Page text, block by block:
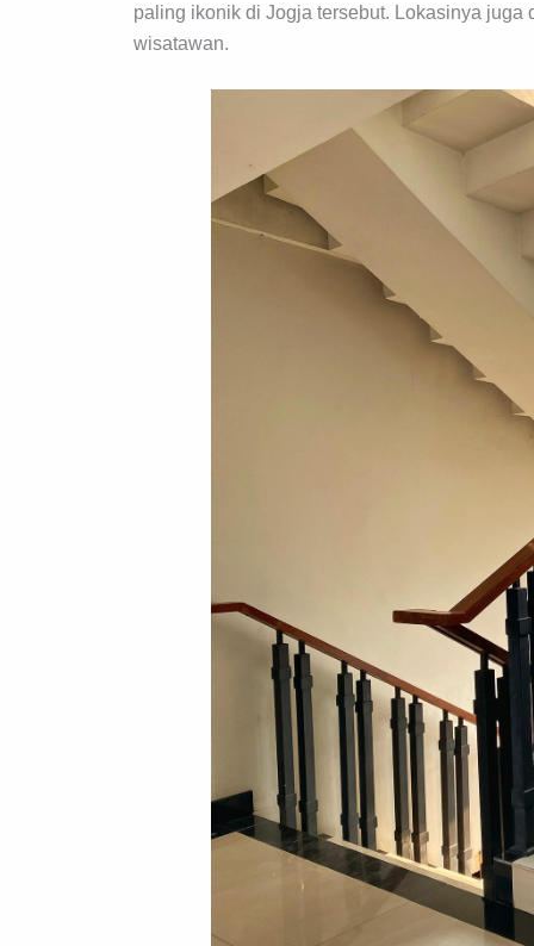
paling ikonik di Jogja tersebut. Lokasinya
wisatawan.